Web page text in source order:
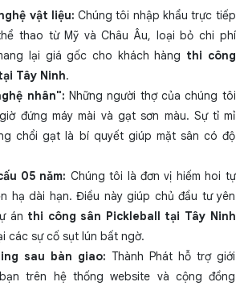
vật liệu: Chúng tôi nhập khẩu trực tiếp
thao từ Mỹ và Châu Âu, loại bỏ chi phí
lại giá gốc cho khách hàng thi công
Tây Ninh.
nhân": Những người thợ của chúng tôi
đứng máy mài và gạt sơn màu. Sự tỉ mỉ
chổi gạt là bí quyết giúp mặt sân có độ
05 năm: Chúng tôi là đơn vị hiếm hoi tự
hạ dài hạn. Điều này giúp chủ đầu tư yên
án thi công sân Pickleball tại Tây Ninh
các sự cố sụt lún bất ngờ.
sau bàn giao: Thành Phát hỗ trợ giới
trên hệ thống website và cộng đồng